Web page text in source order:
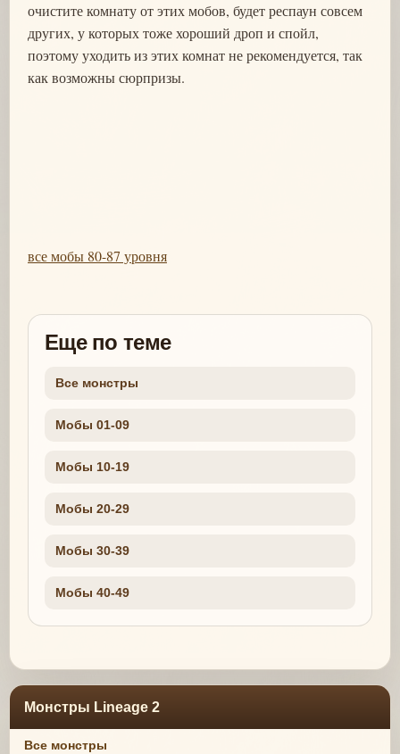
очистите комнату от этих мобов, будет респаун совсем
других, у которых тоже хороший дроп и спойл,
поэтому уходить из этих комнат не рекомендуется, так
как возможны сюрпризы.
все мобы 80-87 уровня
Еще по теме
Все монстры
Мобы 01-09
Мобы 10-19
Мобы 20-29
Мобы 30-39
Мобы 40-49
Монстры Lineage 2
Все монстры